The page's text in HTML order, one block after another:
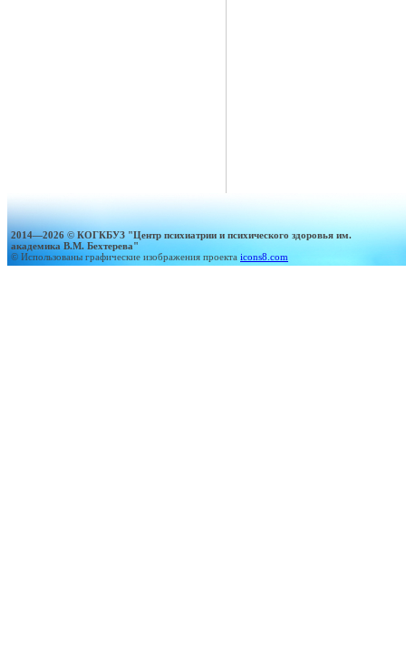
2014—2026 © КОГКБУЗ "Центр психиатрии и психического здоровья им.
академика В.М. Бехтерева"
© Использованы графические изображения проекта icons8.com